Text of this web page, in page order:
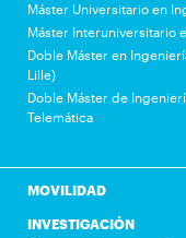
Máster Universitario en
Máster Interuniversitario
Doble Máster en
Lille)
Doble Máster de
Telemática
MOVILIDAD
INVESTIGACIÓN